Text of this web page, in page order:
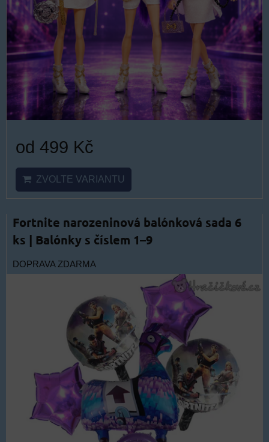
od 499 Kč
ZVOLTE VARIANTU
Fortnite narozeninová balónková sada 6
ks | Balónky s číslem 1–9
DOPRAVA ZDARMA